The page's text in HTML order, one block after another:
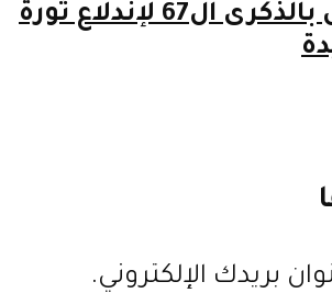
الجزائر تحتفل بالذكرى ال67 لإندلاع ثورة
بريدك الإلكتروني.